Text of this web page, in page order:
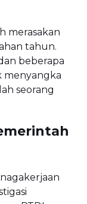
merasakan
tahun.
beberapa
menyangka
seorang